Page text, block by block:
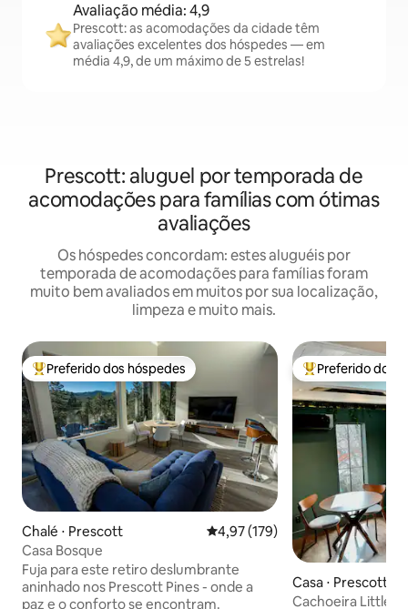
Avaliação média: 4,9
Prescott: as acomodações da cidade têm
avaliações excelentes dos hóspedes — em
média 4,9, de um máximo de 5 estrelas!
Prescott: aluguel por temporada de
acomodações para famílias com ótimas
avaliações
Os hóspedes concordam: estes aluguéis por
temporada de acomodações para famílias foram
muito bem avaliados em muitos por sua localização,
limpeza e muito mais.
Entre os melhores preferidos dos hóspedes
Preferido dos hóspedes
Chalé ⋅ Prescott 4,97 de uma avaliação média de
4,97 (179)
Casa Bosque
Fuja para este retiro deslumbrante
aninhado nos Prescott Pines - onde a
paz e o conforto se encontram.
Entre os
Preferido dos
Casa ⋅ Prescott
Cachoeira Little